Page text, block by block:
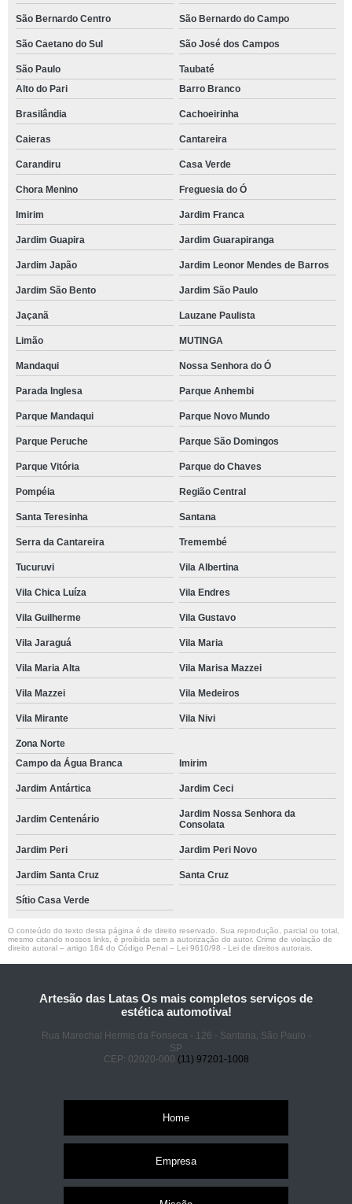
São Bernardo Centro São Bernardo do Campo
São Caetano do Sul São José dos Campos
São Paulo
Taubaté
Alto do Pari
Barro Branco
Brasilândia Cachoeirinha
Caieras Cantareira
Carandiru Casa Verde
Chora Menino Freguesia do Ó
Imirim Jardim Franca
Jardim Guapira Jardim Guarapiranga
Jardim Japão Jardim Leonor Mendes de Barros
Jardim São Bento Jardim São Paulo
Jaçanã Lauzane Paulista
Limão MUTINGA
Mandaqui Nossa Senhora do Ó
Parada Inglesa Parque Anhembi
Parque Mandaqui Parque Novo Mundo
Parque Peruche Parque São Domingos
Parque Vitória Parque do Chaves
Pompéia Região Central
Santa Teresinha Santana
Serra da Cantareira Tremembé
Tucuruvi Vila Albertina
Vila Chica Luíza Vila Endres
Vila Guilherme Vila Gustavo
Vila Jaraguá Vila Maria
Vila Maria Alta Vila Marisa Mazzei
Vila Mazzei Vila Medeiros
Vila Mirante Vila Nivi
Zona Norte
Campo da Água Branca
Imirim
Jardim Antártica Jardim Ceci
Jardim Centenário
Jardim Nossa Senhora da
Consolata
Jardim Peri Jardim Peri Novo
Jardim Santa Cruz Santa Cruz
Sítio Casa Verde
O conteúdo do texto desta página é de direito reservado. Sua reprodução, parcial ou total,
mesmo citando nossos links, é proibida sem a autorização do autor. Crime de violação de
direito autoral – artigo 184 do Código Penal – Lei 9610/98 - Lei de direitos autorais
Artesão das Latas Os mais completos serviços de
estética automotiva!
Rua Marechal Hermis da Fonseca - 126 - Santana, São Paulo -
SP
CEP: 02020-000 (11) 97201-1008
Home
Empresa